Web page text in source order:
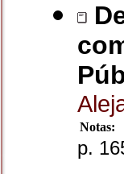
Notas:
p.